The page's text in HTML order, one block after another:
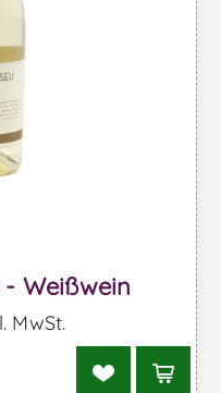
Weißwein
MwSt.